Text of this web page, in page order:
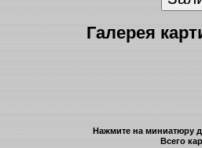
Галерея
Нажмите на миниатюру
Всего